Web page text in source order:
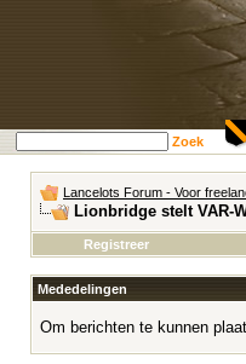
Zoek
Lancelots Forum - Voor
Lionbridge stelt VAR-
Registreer
Mededelingen
Om berichten te kunnen